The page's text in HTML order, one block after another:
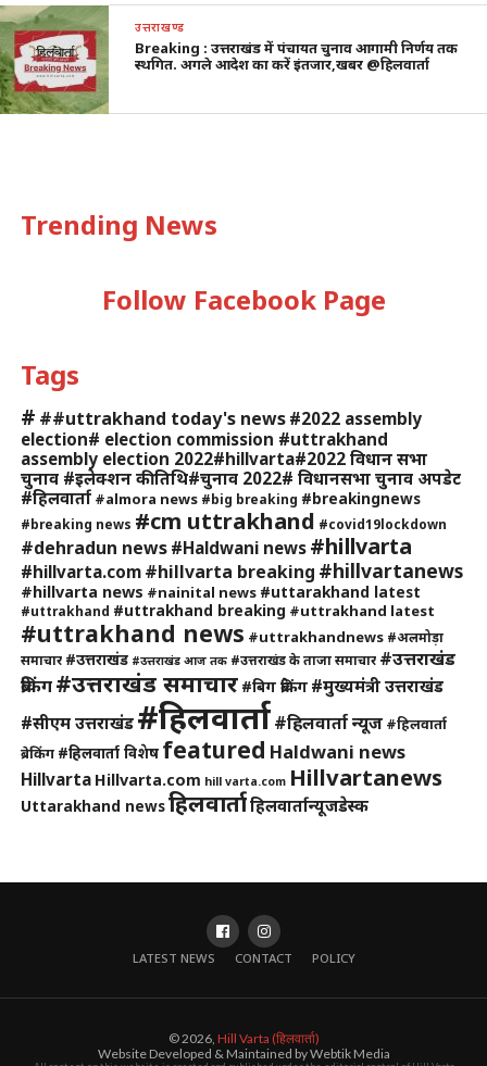
उत्तराखण्ड
Breaking : उत्तराखंड में पंचायत चुनाव आगामी निर्णय तक
स्थगित. अगले आदेश का करें इंतजार,खबर @हिलवार्ता
Trending News
Follow Facebook Page
Tags
# ##uttrakhand today's news #2022 assembly
election# election commission #uttrakhand
assembly election 2022#hillvarta#2022 विधान सभा
चुनाव #इलेक्शन की तिथि#चुनाव 2022# विधानसभा चुनाव अपडेट
#हिलवार्ता #almora news #big breaking #breakingnews
#breaking news #cm uttrakhand #covid19lockdown
#dehradun news #Haldwani news #hillvarta
#hillvarta.com #hillvarta breaking #hillvartanews
#hillvarta news #nainital news #uttarakhand latest
#uttrakhand #uttrakhand breaking #uttrakhand latest
#uttrakhand news #uttrakhandnews #अलमोड़ा
समाचार #उत्तराखंड #उत्तराखंड आज तक #उत्तराखंड के ताजा समाचार #उत्तराखंड
ब्रेकिंग#उत्तराखंड समाचार #बिग ब्रेकिंग #मुख्यमंत्री उत्तराखंड
#सीएम उत्तराखंड #हिलवार्ता#हिलवार्ता न्यूज #हिलवार्ता
ब्रेकिंग #हिलवार्ता विशेष featured Haldwani news
Hillvarta Hillvarta.com hill varta.com Hillvartanews
Uttarakhand newsहिलवार्ताहिलवार्तान्यूजडेस्क
LATEST NEWS CONTACT POLICY
© 2026, Hill Varta (हिलवार्ता)
Website Developed & Maintained by Webtik Media